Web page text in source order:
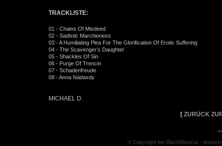
TRACKLISTE:
01 - Chains Of Misdeed
02 - Sadistic Marchioness
03 - A Humiliating Plea For The Glorification Of Erotic Suffering
04 - The Scavenger’s Daughter
05 - Shackles Of Sin
06 - Purge Of Trencin
07 - Schadenfreude
08 - Anna Nádasdy
MICHAEL D.
[ ZURÜCK
© Copyright bei BlackMetal.at -